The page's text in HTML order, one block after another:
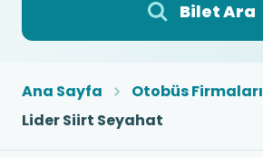
Bilet Ara
Ana Sayfa
Otobüs Firmaları
Lider Siirt Seyahat